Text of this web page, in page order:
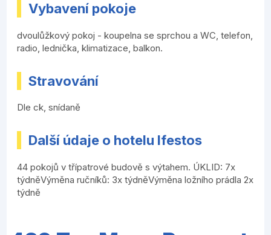
Vybavení pokoje
dvoulůžkový pokoj - koupelna se sprchou a WC, telefon,
radio, lednička, klimatizace, balkon.
Stravování
Dle ck, snídaně
Další údaje o hotelu Ifestos
44 pokojů v třípatrové budově s výtahem. ÚKLID: 7x
týdněVýměna ručníků: 3x týdněVýměna ložního prádla 2x
týdně